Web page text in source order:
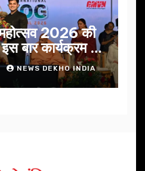
महोत्सव 2026 की
बार कार्यक्रम में
NEWS DEKHO INDIA